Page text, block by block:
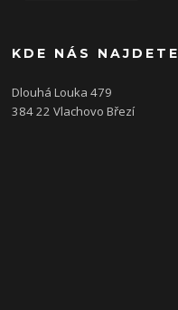
KDE NÁS NAJDETE
Dlouhá Louka 479
384 22 Vlachovo Březí